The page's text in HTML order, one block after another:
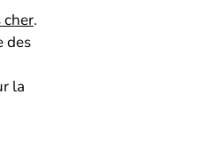
cher.
des
la